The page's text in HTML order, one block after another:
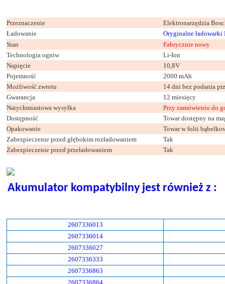
Przeznaczenie
Elektronarzędzia
Ładowanie
Oryginalne ładowarki
Stan
Fabrycznie nowy
Technologia ogniw
Li-Ion
Napięcie
10,8V
Pojemność
2000 mAh
Możliwość zwrotu
14 dni bez podania
Gwarancja
12 miesięcy
Natychmiastowa wysyłka
Przy zamówieniu do
Dostępność
Towar dostępny na
Opakowanie
Towar w folii
Zabezpieczenie przed głębokim rozładowaniem
Tak
Zabezpieczenie przed przeładowaniem
Tak
Akumulator kompatybilny jest również z :
2607336013
2607336014
2607336027
2607336333
2607336863
2607336864